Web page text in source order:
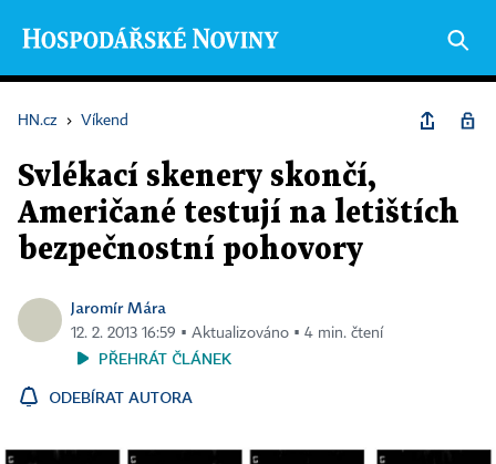
HN.cz › Víkend
Svlékací skenery skončí,
Američané testují na letištích
bezpečnostní pohovory
Jaromír Mára
12. 2. 2013 16:59 ▪ Aktualizováno ▪ 4 min. čtení
PŘEHRÁT ČLÁNEK
ODEBÍRAT AUTORA